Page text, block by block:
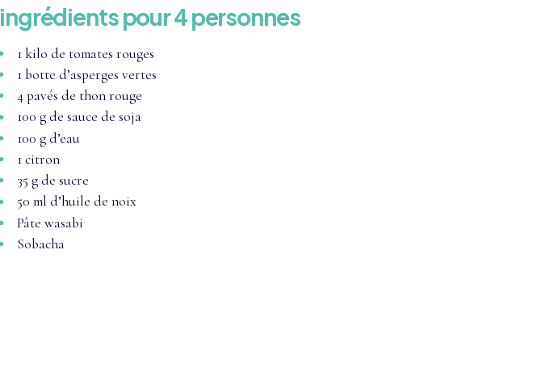
ingrédients pour 4 personnes
1 kilo de tomates rouges
1 botte d’asperges vertes
4 pavés de thon rouge
100 g de sauce de soja
100 g d’eau
1 citron
35 g de sucre
50 ml d’huile de noix
Pâte wasabi
Sobacha